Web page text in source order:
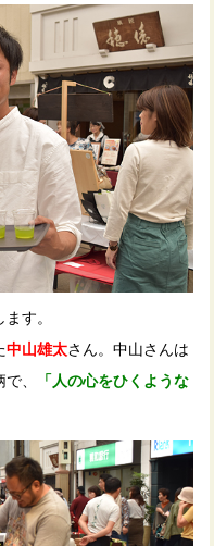
す。
中山雄太さん。中山さんは
、 「人の心をひくような